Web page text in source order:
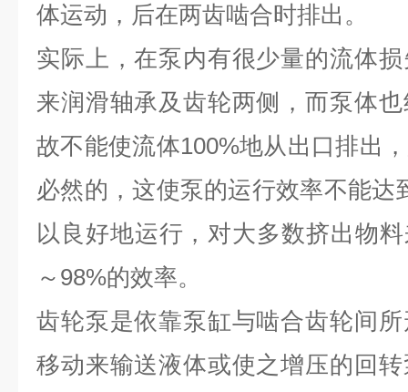
体运动，后在两齿啮合时排出。
实际上，在泵内有很少量的流体
来润滑轴承及齿轮两侧，而泵体
故不能使流体100%地从出口排出
必然的，这使泵的运行效率不能达
以良好地运行，对大多数挤出物
～98%的效率。
齿轮泵是依靠泵缸与啮合齿轮间
移动来输送液体或使之增压的回